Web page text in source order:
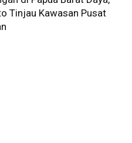
Tinjau Kawasan Pusat